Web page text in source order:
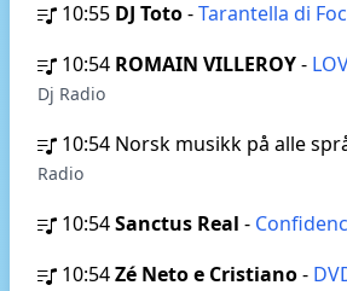
10:55 DJ Toto-Tarantella di
10:54 ROMAIN VILLEROY-
Dj Radio
10:54 Norsk musikk på alle
Radio
10:54Sanctus Real -
10:54Zé Neto e Cristiano-